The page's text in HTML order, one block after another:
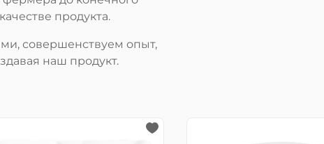
продукта.
совершенствуем опыт,
наш продукт.